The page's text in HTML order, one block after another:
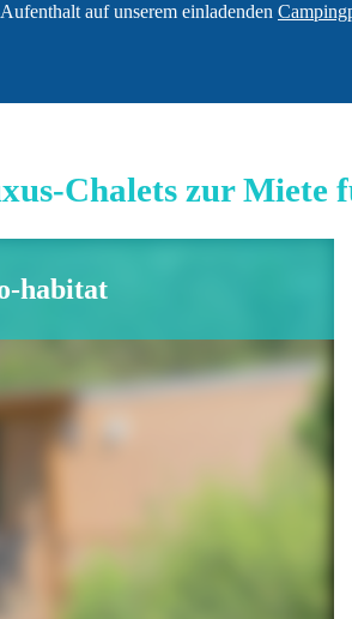
auf unserem einladenden
Chalets zur Miete
habitat